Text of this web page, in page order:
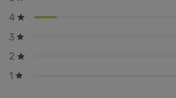
4
3
2
1